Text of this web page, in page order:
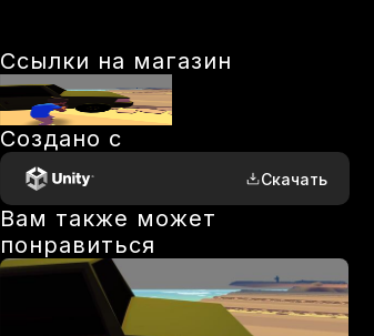
Ссылки на магазин
Создано с
Скачать
Вам также может
понравиться